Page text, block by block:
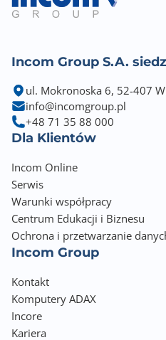
Format kompresji
H.264H
H.264B
H.265+
H.264+
tak
Zawiera baterię / akumulator
Nie
Informacje dodatkowe
Rozdzielczość: 3840x2160
funkcjami AI)
Interfejs: Ethernet 10/100
Obiektyw: 2,8mm
Incom Group S.A.
ul. Mokronoska 6, 52-407
info@incomgroup.pl
+48 71 35 88 000
Dla Klientów
Incom Online
Serwis
Warunki współpracy
Centrum Edukacji i Biznesu
Ochrona i przetwarzanie
Incom Group
Kontakt
Komputery ADAX
Incore
Kariera